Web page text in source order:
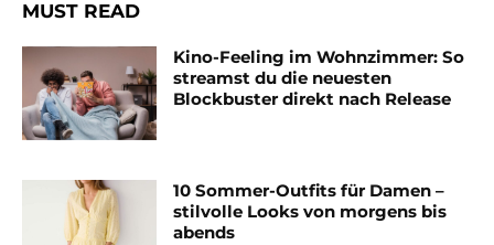
MUST READ
Kino-Feeling im Wohnzimmer: So
streamst du die neuesten
Blockbuster direkt nach Release
10 Sommer-Outfits für Damen –
stilvolle Looks von morgens bis
abends